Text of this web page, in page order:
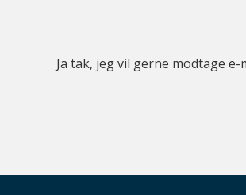
Ja tak, jeg vil gerne modtage